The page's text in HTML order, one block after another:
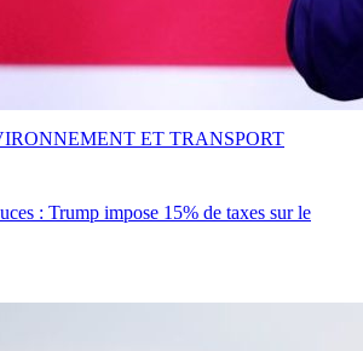
: Trump impose 15% de taxes sur le
ET TRANSPORT